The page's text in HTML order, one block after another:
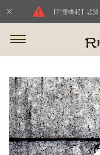
【注意喚起】悪